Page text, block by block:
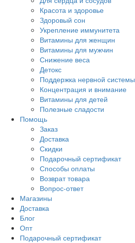
Красота и здоровье
Здоровый сон
Укрепление иммунитета
Витамины для женщин
Витамины для мужчин
Снижение веса
Детокс
Поддержка нервной системы
Концентрация и внимание
Витамины для детей
Полезные сладости
Помощь
Заказ
Доставка
Скидки
Подарочный сертификат
Способы оплаты
Возврат товара
Вопрос-ответ
Магазины
Доставка
Блог
Опт
Подарочный сертификат